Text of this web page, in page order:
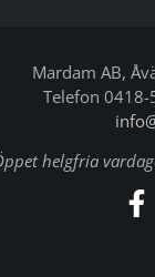
Mardam AB,
Telefon
helgfria